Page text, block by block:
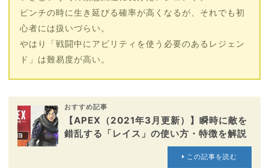
ピンチの時に生き延びる確率が高くなるが、それでも初
心者には扱いづらい。
やはり「戦闘中にアビリティを使う必要のあるレジェン
ド」は難易度が高い。
おすすめ記事
【APEX（2021年3月更新）】瞬時に敵を
錯乱する「レイス」の使い方・特徴を解説
この記事を読む